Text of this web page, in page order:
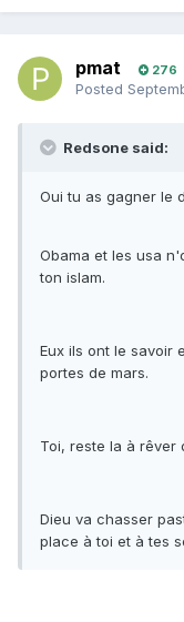
pmat 276
Posted
Redsone said:
Oui tu as gagner le
Obama et les usa
ton islam.
Eux ils ont le savoir
portes de mars.
Toi, reste la à rêver
Dieu va chasser
place à toi et à tes